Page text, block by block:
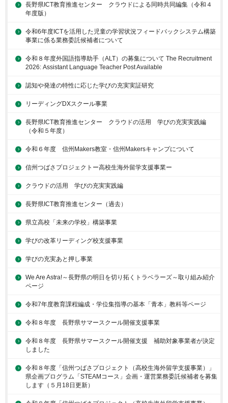
長野県ICT教育推進センター クラウドによる同時共同編集（令和４
年度版）
令和6年度ICTを活用した児童の学習状況フィードバックシステム構築
事業に係る業務委託候補者について
令和８年度外国語指導助手（ALT）の募集について The Recruitment
2026: Assistant Language Teacher Post Available
認知や発達の特性に応じた学びの充実実証研究
リーディングDXスクール事業
長野県ICT教育推進センター クラウドの活用 学びの充実実践編
（令和５年度）
令和６年度 信州Makers教室・信州Makersキャンプについて
信州つばさプロジェクトー高校生海外留学支援事業ー
クラウドの活用 学びの充実実践編
長野県ICT教育推進センター（過去）
県立高校「未来の学校」構築事業
学びの改革リーディング校支援事業
学びの充実あと押し事業
We Are Astra!～長野県の明日を切り拓くトラベラーズ～取り組み紹介
ページ
令和7年度教育課程編成・学位集指導の基本「青本」教科等ページ
令和８年度 長野県サマースクール開催支援事業
令和８年度 長野県サマースクール開催支援 補助対象事業者が決定
しました
令和８年度「信州つばさプロジェクト（高校生海外留学支援事業）」
県企画プログラム「STEAMコース」企画・運営業務委託候補者を募集
します（５月18日更新）